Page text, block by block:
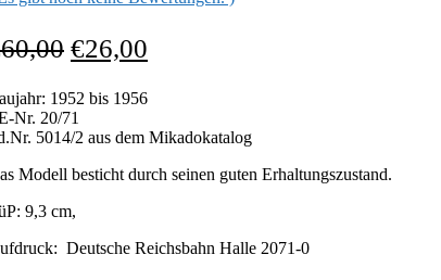
60,00 €26,00
1952 bis 1956
Nr. 20/71
5014/2 aus dem Mikadokatalog
Modell besticht durch seinen guten Erhaltungszustand.
9,3 cm,
Deutsche Reichsbahn Halle 2071-0